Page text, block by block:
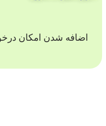
اضافه شدن امکان